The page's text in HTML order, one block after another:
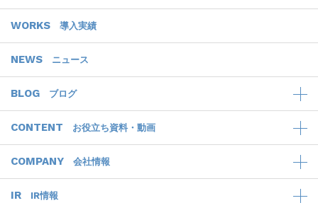
WORKS 導入実績
NEWS ニュース
BLOG ブログ
CONTENT お役立ち資料・動画
COMPANY 会社情報
IR IR情報